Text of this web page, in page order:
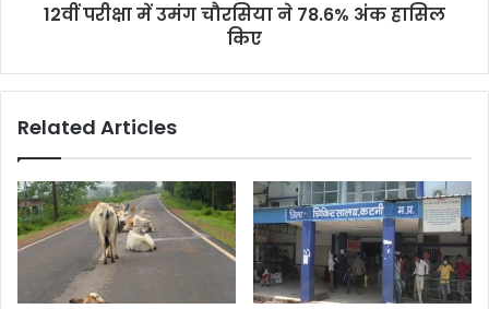
12वीं परीक्षा में उमंग चौरसिया ने 78.6% अंक हासिल
किए
Related Articles